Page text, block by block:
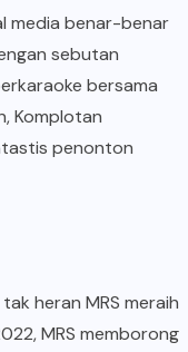
media benar-benar
sebutan
bersama
Komplotan
penonton
heran MRS meraih
MRS memborong